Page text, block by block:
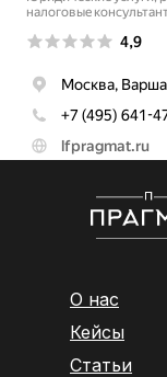
О нас
Кейсы
Статьи